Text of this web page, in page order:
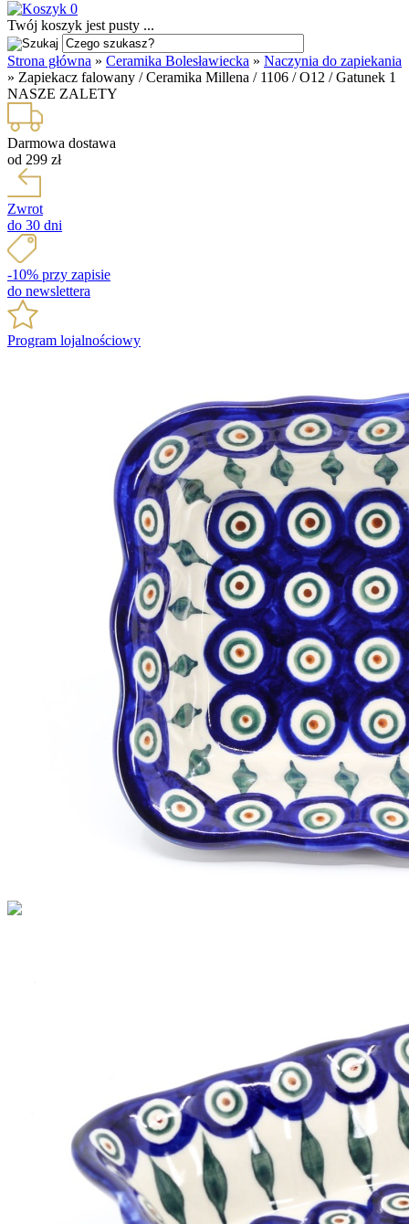
0
Twój koszyk jest pusty ...
Strona główna » Ceramika Bolesławiecka » Naczynia do zapiekania
» Zapiekacz falowany / Ceramika Millena / 1106 / O12 / Gatunek 1
NASZE ZALETY
Darmowa dostawa
od 299 zł
Zwrot
do 30 dni
-10% przy zapisie
do newslettera
Program lojalnościowy